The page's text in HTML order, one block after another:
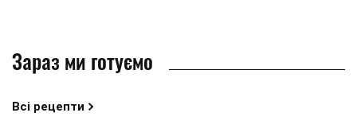
Зараз ми готуємо
Всі рецепти